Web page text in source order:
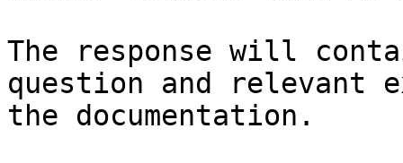
The response will
question and relevant
the documentation.